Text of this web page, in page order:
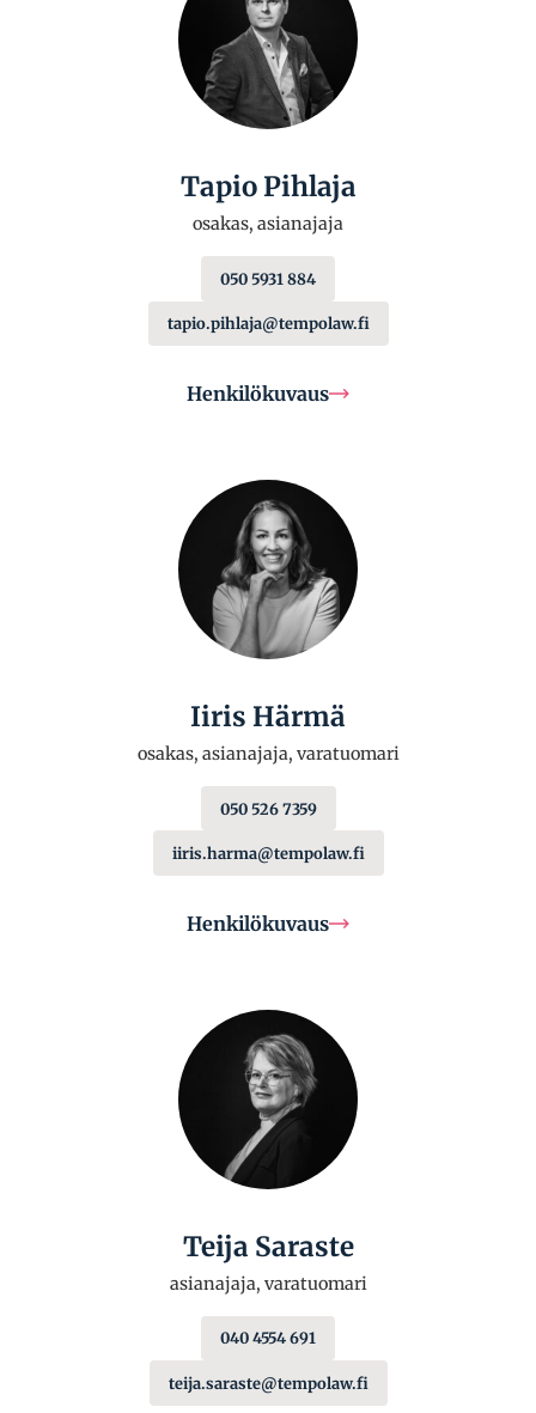
Tapio Pihlaja
osakas, asianajaja
050 5931 884
tapio.pihlaja@tempolaw.fi
Henkilökuvaus
Iiris Härmä
osakas, asianajaja, varatuomari
050 526 7359
iiris.harma@tempolaw.fi
Henkilökuvaus
Teija Saraste
asianajaja, varatuomari
040 4554 691
teija.saraste@tempolaw.fi